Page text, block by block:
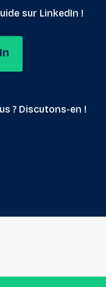
sur LinkedIn !
? Discutons-en !